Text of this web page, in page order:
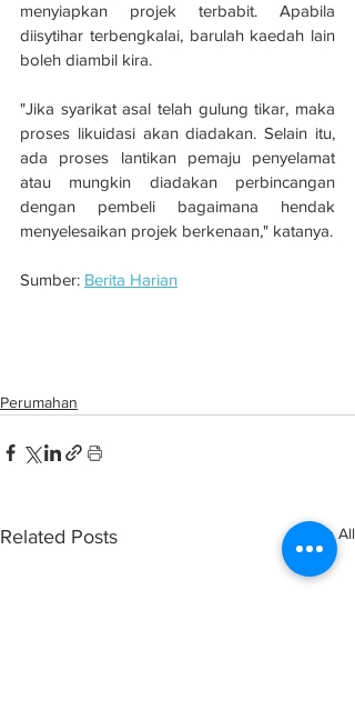
menyiapkan projek terbabit. Apabila
diisytihar terbengkalai, barulah kaedah lain
boleh diambil kira.
"Jika syarikat asal telah gulung tikar, maka
proses likuidasi akan diadakan. Selain itu,
ada proses lantikan pemaju penyelamat
atau mungkin diadakan perbincangan
dengan pembeli bagaimana hendak
menyelesaikan projek berkenaan," katanya.
Sumber: Berita Harian
Perumahan
Related Posts See All